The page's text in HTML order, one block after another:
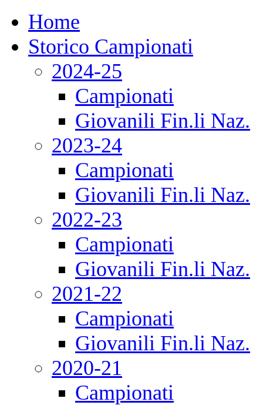
Home
Storico Campionati
2024-25
Campionati
Giovanili Fin.li Naz.
2023-24
Campionati
Giovanili Fin.li Naz.
2022-23
Campionati
Giovanili Fin.li Naz.
2021-22
Campionati
Giovanili Fin.li Naz.
2020-21
Campionati